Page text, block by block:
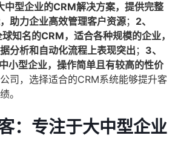
中型企业的CRM解决方案，提供完整
助力企业高效管理客户资源； 2、
知名的CRM，适合各种规模的企业，
分析和自动化流程上表现突出 ； 3、
小型企业，操作简单且有较高的性价
司，选择适合的CRM系统能够提升客
。
：专注于大中型企业